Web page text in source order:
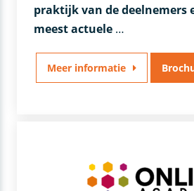
praktijk van de deelnemers
meest actuele …
Meer informatie